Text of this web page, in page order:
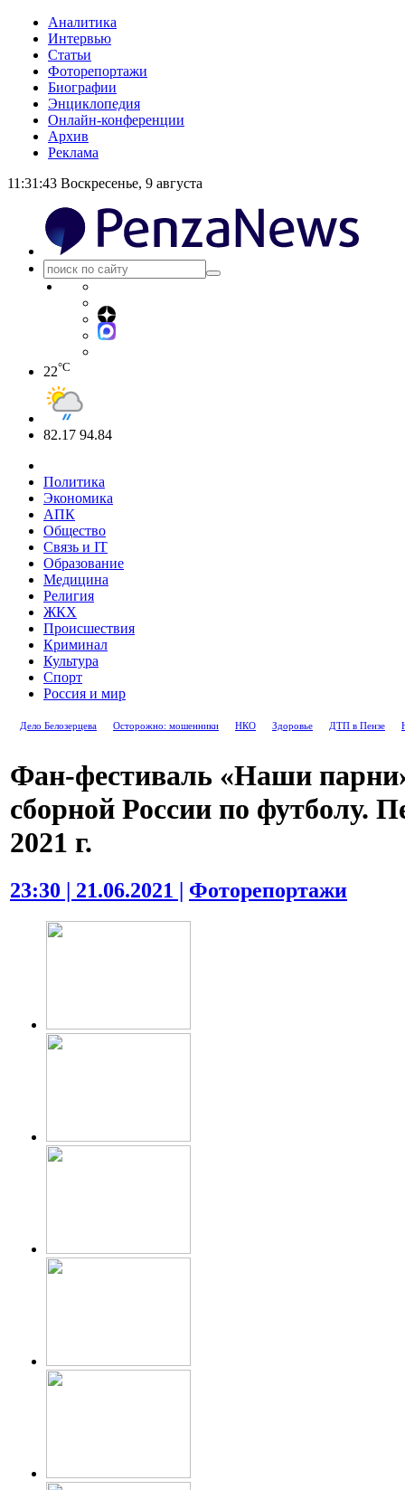
Аналитика
Интервью
Статьи
Фоторепортажи
Биографии
Энциклопедия
Онлайн-конференции
Архив
Реклама
11:31:44 Воскресенье, 9 августа
22°C
82.17 94.84
Политика
Экономика
АПК
Общество
Связь и IT
Образование
Медицина
Религия
ЖКХ
Происшествия
Криминал
Культура
Спорт
Россия и мир
Дело Белозерцева Осторожно: мошенники НКО Здоровье ДТП в Пензе
Фан-фестиваль «Наши
сборной России по футболу.
2021 г.
23:30 | 21.06.2021 | Фоторепортажи